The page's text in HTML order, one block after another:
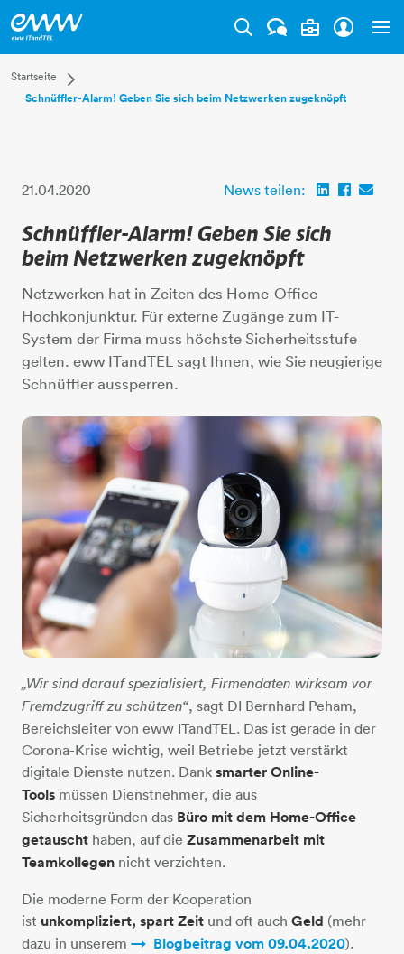
Startseite
Dropdown Startseite
Privatkunden
Schnüffler-Alarm! Geben Sie sich beim Netzwerken zugeknöpft
21.04.2020 News teilen:
Schnüffler-Alarm! Geben Sie sich
beim Netzwerken zugeknöpft
Netzwerken hat in Zeiten des Home-Office
Hochkonjunktur. Für externe Zugänge zum IT-
System der Firma muss höchste Sicherheitsstufe
gelten. eww ITandTEL sagt Ihnen, wie Sie neugierige
Schnüffler aussperren.
„Wir sind darauf spezialisiert, Firmendaten wirksam vor
Fremdzugriff zu schützen“, sagt DI Bernhard Peham,
Bereichsleiter von eww ITandTEL. Das ist gerade in der
Corona-Krise wichtig, weil Betriebe jetzt verstärkt
digitale Dienste nutzen. Dank smarter Online-
Tools müssen Dienstnehmer, die aus
Sicherheitsgründen das Büro mit dem Home-Office
getauscht haben, auf die Zusammenarbeit mit
Teamkollegen nicht verzichten.
Die moderne Form der Kooperation
ist unkompliziert, spart Zeit und oft auch Geld (mehr
dazu in unserem
Blogbeitrag vom 09.04.2020​​​​​​​).